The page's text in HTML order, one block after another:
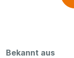
Bekannt aus